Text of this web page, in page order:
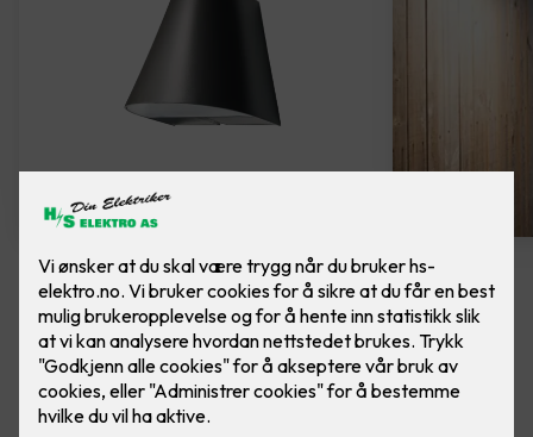
Spike veggarmatur - grafitt
Lekker utebelysning fra SG Armaturen. Ferdig
montert, utskifting av lampe.